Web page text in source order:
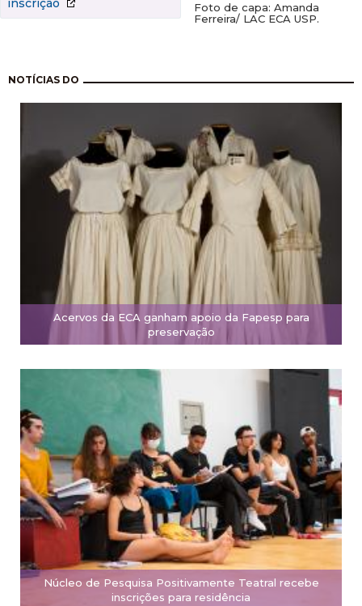
inscrição
Foto de capa: Amanda
Ferreira/ LAC ECA USP.
NOTÍCIAS DO
Acervos da ECA ganham apoio da Fapesp para
preservação
Núcleo de Pesquisa Positivamente Teatral recebe
inscrições para residência
Paginação